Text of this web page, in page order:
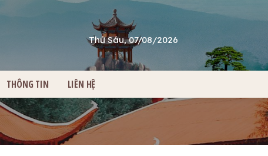
Thứ Sáu, 07/08/2026
THÔNG TIN LIÊN HỆ